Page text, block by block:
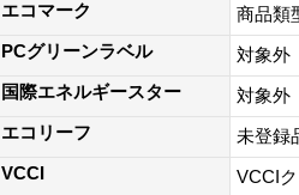
エコマーク
商品類
PCグリーンラベル
対象外
国際エネルギースター
対象外
エコリーフ
未登録
VCCI
VCCI